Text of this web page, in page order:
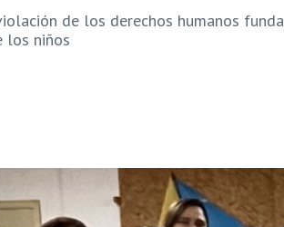
de los derechos humanos
los niños